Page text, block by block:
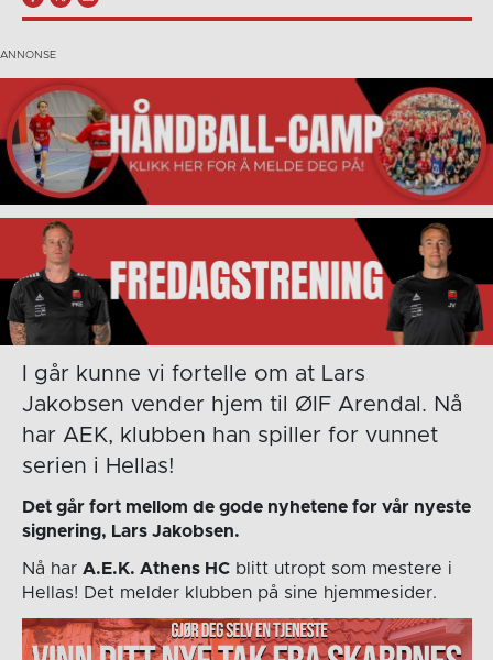
I går kunne vi fortelle om at Lars
Jakobsen vender hjem til ØIF Arendal. Nå
har AEK, klubben han spiller for vunnet
serien i Hellas!
Det går fort mellom de gode nyhetene for vår nyeste
signering, Lars Jakobsen.
Nå har A.E.K. Athens HCblitt utropt som mestere i
Hellas! Det melder klubben på sine hjemmesider.